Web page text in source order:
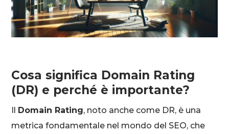
Cosa significa Domain Rating
(DR) e perché è importante?
Il Domain Rating, noto anche come DR, è una
metrica fondamentale nel mondo del SEO, che